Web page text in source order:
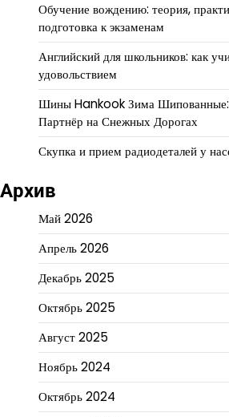
Обучение вождению: теория,
подготовка к экзаменам
Английский для школьников: как
удовольствием
Шины Hankook Зима
Партнёр на Снежных Дорогах
Скупка и прием радиодеталей у
Архив
Май 2026
Апрель 2026
Декабрь 2025
Октябрь 2025
Август 2025
Ноябрь 2024
Октябрь 2024